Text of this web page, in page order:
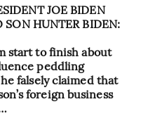
JOE BIDEN
SON HUNTER BIDEN:
start to finish about
peddling
falsely claimed that
foreign business